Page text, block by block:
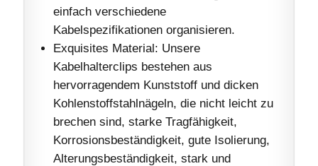
einfach verschiedene
Kabelspezifikationen organisieren.
Exquisites Material: Unsere
Kabelhalterclips bestehen aus
hervorragendem Kunststoff und dicken
Kohlenstoffstahlnägeln, die nicht leicht zu
brechen sind, starke Tragfähigkeit,
Korrosionsbeständigkeit, gute Isolierung,
Alterungsbeständigkeit, stark und